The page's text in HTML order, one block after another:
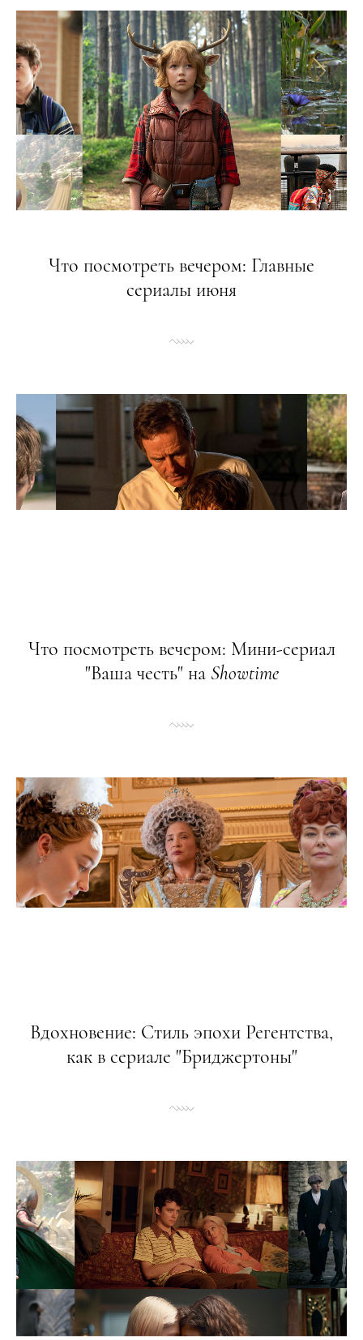
Что посмотреть вечером: Главные
сериалы июня
Что посмотреть вечером: Мини-сериал
"Ваша честь" на Showtime
Вдохновение: Стиль эпохи Регентства,
как в сериале "Бриджертоны"